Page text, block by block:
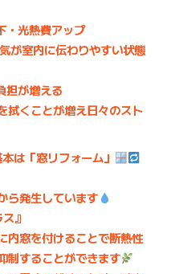
・光熱費アップ
が室内に伝わりやすい状態
担が増える
拭くことが増え日々のスト
は「窓リフォーム」
ら発生しています
』
内窓を付けることで断熱性
制することができます